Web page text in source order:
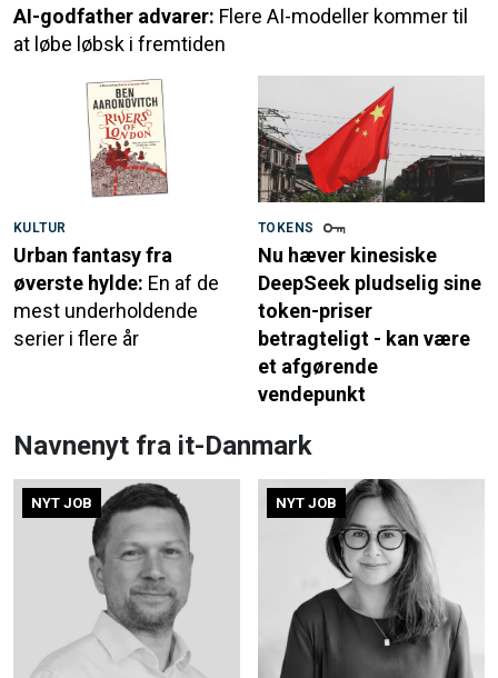
AI-godfather advarer: Flere AI-modeller kommer til
at løbe løbsk i fremtiden
KULTUR
Urban fantasy fra
øverste hylde: En af de
mest underholdende
serier i flere år
TOKENS
Nu hæver kinesiske
DeepSeek pludselig sine
token-priser
betragteligt - kan være
et afgørende
vendepunkt
Navnenyt fra it-Danmark
NYT JOB NYT JOB